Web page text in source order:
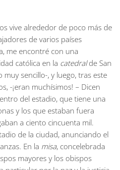
vive alrededor de poco más de
de varios países
me encontré con una
católica en la catedralde San
muy sencillo-, y luego, tras este
-¡eran muchísimos! – Dicen
del estadio, que tiene una
y los que estaban fuera
a ciento cincuenta mil.
de la ciudad, anunciando el
En la misa, concelebrada
mayores y los obispos